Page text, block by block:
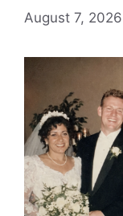
August 7, 2026